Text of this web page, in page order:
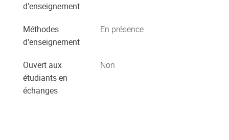
d'enseignement
Méthodes
d'enseignement
En présence
Ouvert aux
étudiants en
échanges
Non